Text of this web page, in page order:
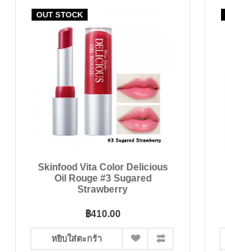
OUT STOCK
Skinfood Vita Color Delicious
Oil Rouge #3 Sugared
Strawberry
฿410.00
หยิบใส่ตะกร้า